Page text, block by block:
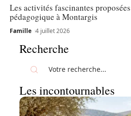
Les activités fascinantes
pédagogique à Montargis
Famille 4 juillet 2026
Recherche
Les incontournables